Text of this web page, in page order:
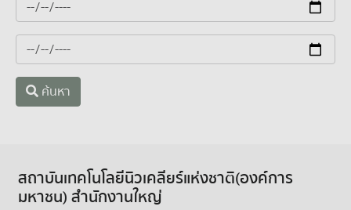
ค้นหา
สถาบันเทคโนโลยีนิวเคลียร์แห่งชาติ(องค์การ
มหาชน) สำนักงานใหญ่